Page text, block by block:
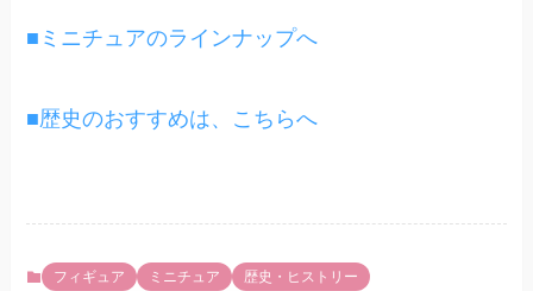
■ミニチュアのラインナップへ
■歴史のおすすめは、こちらへ
フィギュア ミニチュア
歴史・ヒストリー